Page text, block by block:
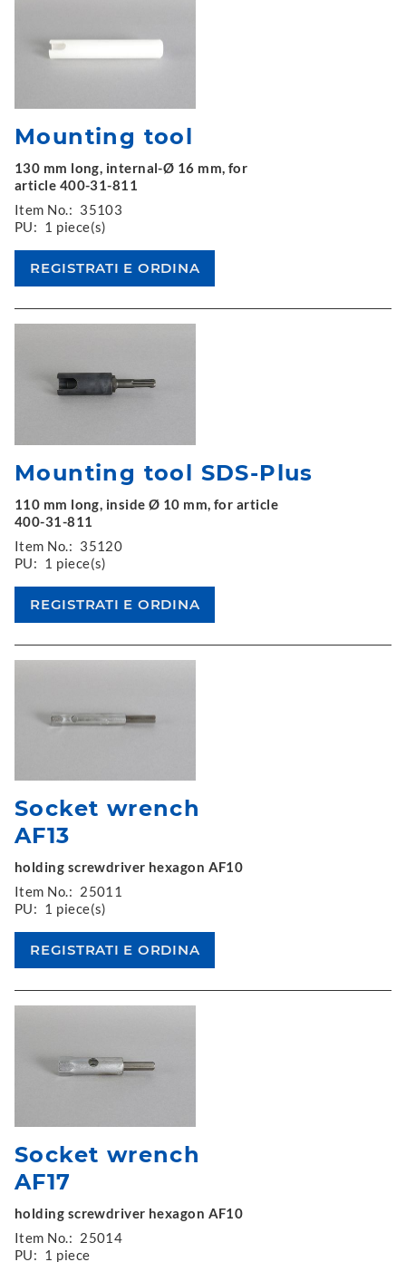
Mounting tool
130 mm long, internal-Ø 16 mm, for
article 400-31-811
Item No.: 35103
PU: 1 piece(s)
Mounting tool SDS-Plus
110 mm long, inside Ø 10 mm, for article
400-31-811
Item No.: 35120
PU: 1 piece(s)
Socket wrench
AF13
holding screwdriver hexagon AF10
Item No.: 25011
PU: 1 piece(s)
Socket wrench
AF17
holding screwdriver hexagon AF10
Item No.: 25014
PU: 1 piece